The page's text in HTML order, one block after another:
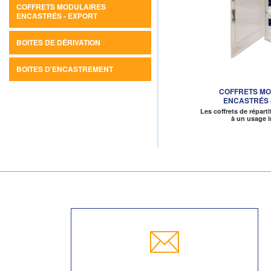
COFFRETS MODULAIRES
ENCASTRÉS - EXPORT
BOITES DE DÉRIVATION
BOITES D'ENCASTREMENT
COFFRETS
ENCASTRÉS
Les coffrets de
à un usage